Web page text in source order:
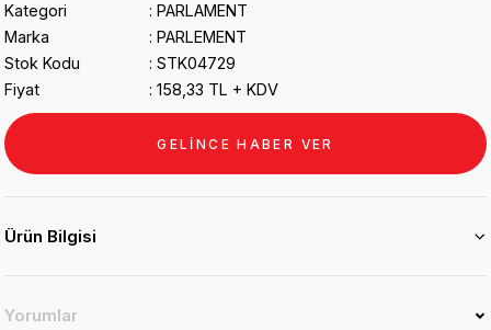
Kategori
PARLAMENT
Marka
PARLEMENT
Stok Kodu
STK04729
Fiyat
158,33 TL + KDV
GELİNCE HABER VER
Ürün Bilgisi
Yorumlar